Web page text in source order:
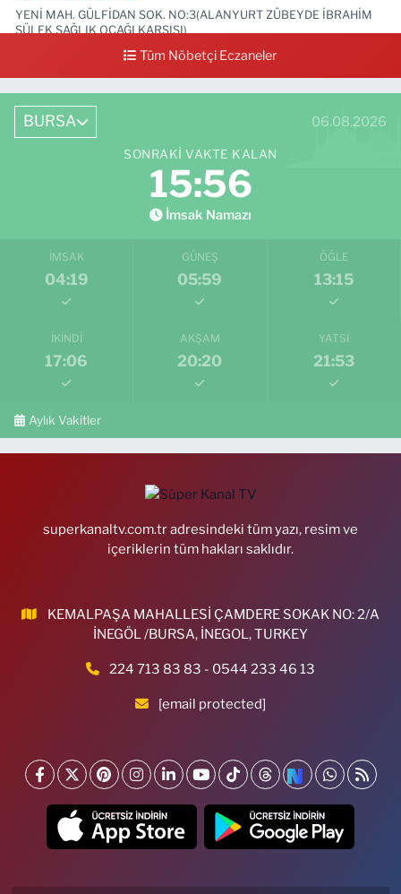
YENİ MAH. GÜLFİDAN SOK. NO:3(ALANYURT ZÜBEYDE İBRAHİM
SÜLEK SAĞLIK OCAĞI KARŞISI)
0 (531) 239 44 04 Yol Tarifi Al
Tüm Nöbetçi Eczaneler
BURSA 06.08.2026
SONRAKI VAKTE KALAN
15:55
İmsak Namazı
İMSAK
04:19
GÜNEŞ
05:59
ÖĞLE
13:15
İKINDI
17:06
AKŞAM
20:20
YATSI
21:53
Aylık Vakitler
superkanaltv.com.tr adresindeki tüm yazı, resim ve
içeriklerin tüm hakları saklıdır.
KEMALPAŞA MAHALLESİ ÇAMDERE SOKAK NO: 2/A
İNEGÖL /BURSA, İNEGOL, TURKEY
224 713 83 83 - 0544 233 46 13
[email protected]